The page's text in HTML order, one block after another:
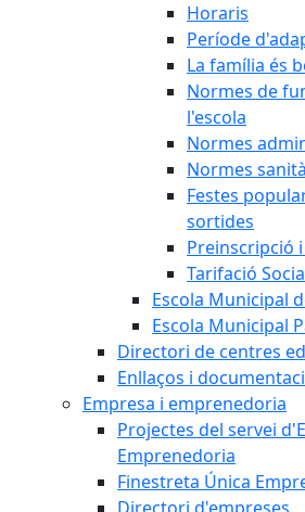
Horaris
Període
La família és
Normes de
l'escola
Normes
Normes
Festes
sortides
Preinscripció
Tarifació
Escola Municipal
Escola Municipal
Directori de centres
Enllaços i
Empresa i emprenedoria
Projectes del servei
Emprenedoria
Finestreta Única